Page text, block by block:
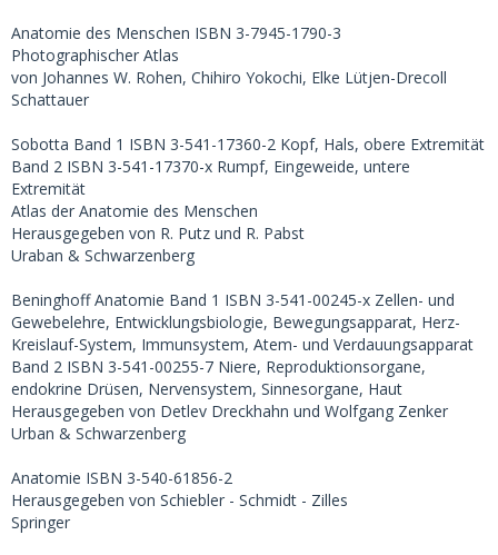
Anatomie des Menschen ISBN 3-7945-1790-3
Photographischer Atlas
von Johannes W. Rohen, Chihiro Yokochi, Elke Lütjen-Drecoll
Schattauer
Sobotta Band 1 ISBN 3-541-17360-2 Kopf, Hals, obere Extremität
Band 2 ISBN 3-541-17370-x Rumpf, Eingeweide, untere
Extremität
Atlas der Anatomie des Menschen
Herausgegeben von R. Putz und R. Pabst
Uraban & Schwarzenberg
Beninghoff Anatomie Band 1 ISBN 3-541-00245-x Zellen- und
Gewebelehre, Entwicklungsbiologie, Bewegungsapparat, Herz-
Kreislauf-System, Immunsystem, Atem- und Verdauungsapparat
Band 2 ISBN 3-541-00255-7 Niere, Reproduktionsorgane,
endokrine Drüsen, Nervensystem, Sinnesorgane, Haut
Herausgegeben von Detlev Dreckhahn und Wolfgang Zenker
Urban & Schwarzenberg
Anatomie ISBN 3-540-61856-2
Herausgegeben von Schiebler - Schmidt - Zilles
Springer